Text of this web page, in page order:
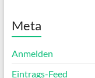
Meta
Anmelden
Eintrags-Feed